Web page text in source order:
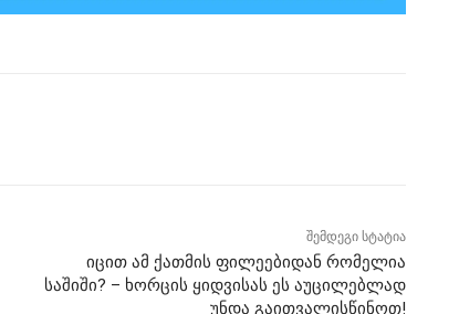
შემდეგი სტატია
იცით ამ ქათმის ფილეებიდან რომელია
საშიში? – ხორცის ყიდვისას ეს აუცილებლად
უნდა გაითვალისწინოთ!